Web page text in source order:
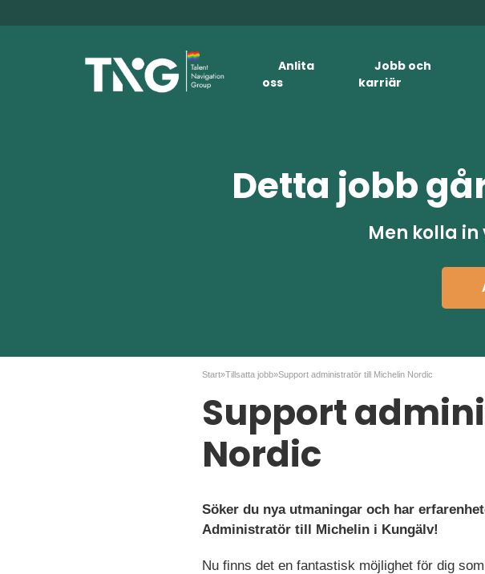
Anlita
oss
Jobb och
karriär
Detta jobb
Men kolla
Start»Tillsatta jobb»Support administratör till Michelin Nordic
Support
Nordic
Söker du nya utmaningar och har
Administratör till Michelin i Kungälv!
Nu finns det en fantastisk möjlighet för dig